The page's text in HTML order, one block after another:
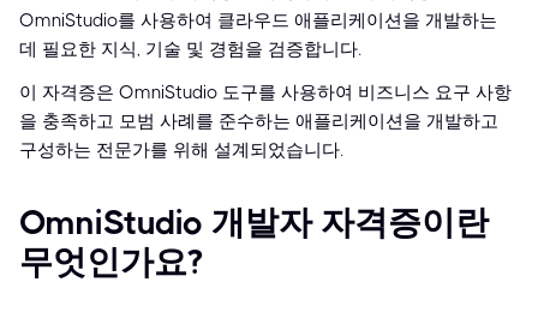
OmniStudio를 사용하여 클라우드 애플리케이션을 개발하는
데 필요한 지식, 기술 및 경험을 검증합니다.
이 자격증은 OmniStudio 도구를 사용하여 비즈니스 요구 사항
을 충족하고 모범 사례를 준수하는 애플리케이션을 개발하고
구성하는 전문가를 위해 설계되었습니다.
OmniStudio 개발자 자격증이란
무엇인가요?